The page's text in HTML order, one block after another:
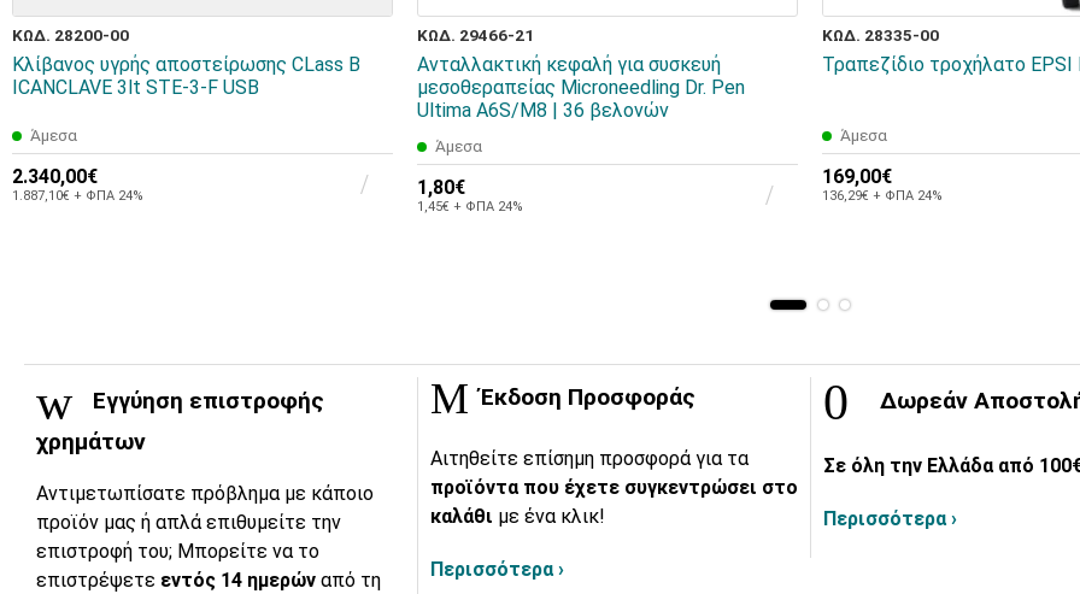
ΚΩΔ. 28200-00
Κλίβανος υγρής αποστείρωσης CLass B
ICANCLAVE 3lt STE-3-F USB
Άμεσα
2.340,00€
1.887,10€ + ΦΠΑ 24%
ΚΩΔ. 29466-21
Ανταλλακτική κεφαλή για συσκευή
μεσοθεραπείας Microneedling Dr. Pen
Ultima A6S/M8 | 36 βελονών
Άμεσα
1,80€
1,45€ + ΦΠΑ 24%
ΚΩΔ. 28335-00
Τραπεζίδιο τροχήλατο EPSI
Άμεσα
169,00€
136,29€ + ΦΠΑ 24%
Εγγύηση επιστροφής
χρημάτων
Αντιμετωπίσατε πρόβλημα με κάποιο
προϊόν μας ή απλά επιθυμείτε την
επιστροφή του; Μπορείτε να το
επιστρέψετε εντός 14 ημερών από τη
Έκδοση Προσφοράς
Αιτηθείτε επίσημη προσφορά για τα
προϊόντα που έχετε συγκεντρώσει στο
καλάθι με ένα κλικ!
Περισσότερα ›
Δωρεάν
Σε όλη την Ελλάδα από
Περισσότερα ›